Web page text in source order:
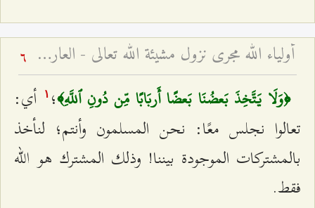
أولياء الله مجرى نزول مشيئة الله تعالى - العارف بين النظرتين التشريعيّة والتكوينيّة 6
﴿وَلَا يَتَّخِذَ بَعضُنَا بَعضًا أَربَابًا مِّن دُونِ ٱللَّهِ﴾؛ ۱
أي:
تعالوا نجلس معًا: نحن المسلمون وأنتم؛ لنأخذ
بالمشتركات الموجودة بيننا! وذلك المشترك هو الله
فقط.